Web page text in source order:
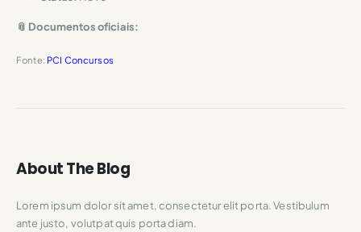
📎 Documentos oficiais:
Fonte: PCI Concursos
About The Blog
Lorem ipsum dolor sit amet, consectetur elit porta. Vestibulum
ante justo, volutpat quis porta diam.